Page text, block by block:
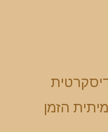
הזמן